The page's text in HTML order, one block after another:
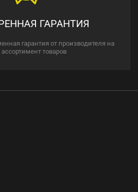
ГАРАНТИЯ
гарантия от производителя на
ассортимент товаров